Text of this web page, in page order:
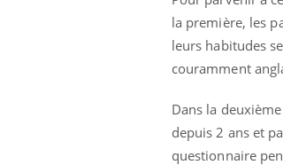
la première, les
leurs habitudes
couramment
Dans la
depuis 2 ans et
questionnaire
Il y a des sujets qui sont
d'autres non ! D'un côté, poser
sur la maladie d'un proche